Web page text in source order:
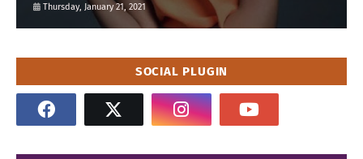
Thursday, January 21, 2021
SOCIAL PLUGIN